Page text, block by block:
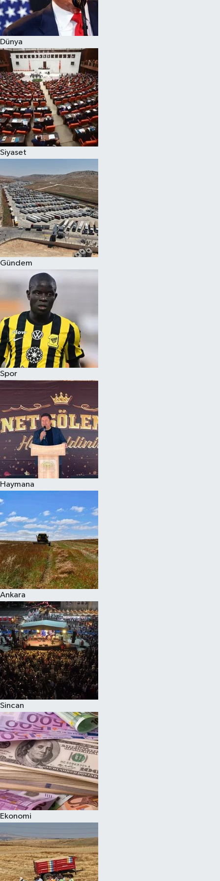
Dünya
Siyaset
Gündem
Spor
Haymana
Ankara
Sincan
Ekonomi
Spor
Çocuk
Eğitim
Hava Durumu
Kadın
Kültür Sanat
Sağlık
Siyaset
Teknoloji
Televizyon
Yaşam-Çevre